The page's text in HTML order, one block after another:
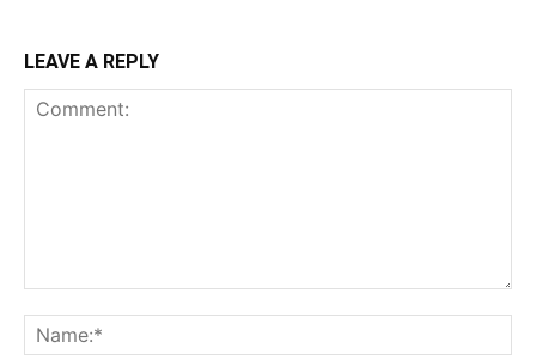
LEAVE A REPLY